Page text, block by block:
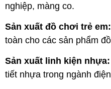
nghiệp, màng co.
Sản xuất đồ chơi trẻ em:
toàn cho các sản phẩm
Sản xuất linh kiện nhựa:
tiết nhựa trong ngành